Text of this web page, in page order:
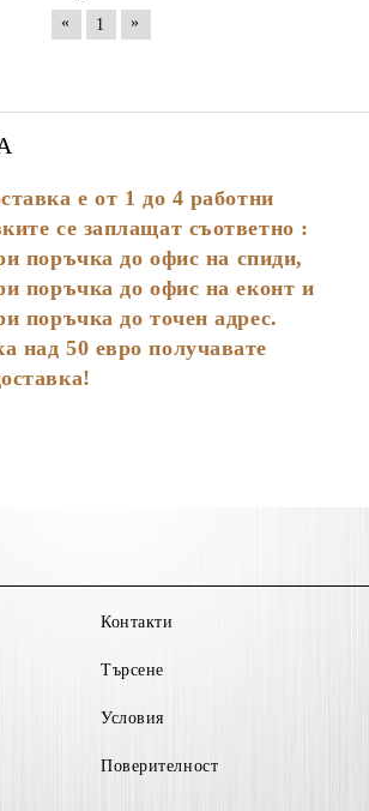
«
1 »
е от 1 до 4 работни
се заплащат съответно :
поръчка до офис на спиди,
поръчка до офис на еконт и
поръчка до точен адрес.
над 50 евро получавате
Контакти
Търсене
Условия
Поверителност